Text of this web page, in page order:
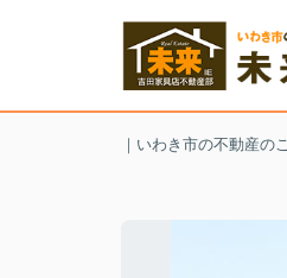
｜いわき市の不動産の